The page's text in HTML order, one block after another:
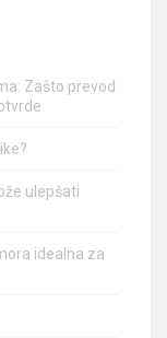
Zašto prevod
ulepšati
idealna za